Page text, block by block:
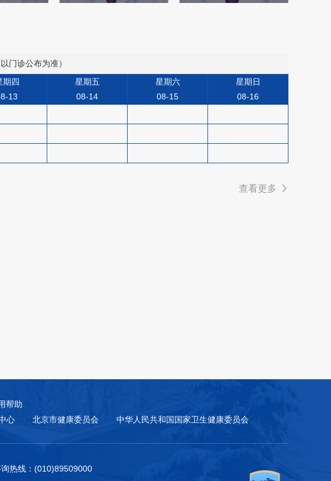
门诊公布为准）
期四
13
星期五
08-14
星期六
08-15
星期日
08-16
查看更多
帮助
心 北京市健康委员会 中华人民共和国国家卫生健康委员会
热线：(010)89509000